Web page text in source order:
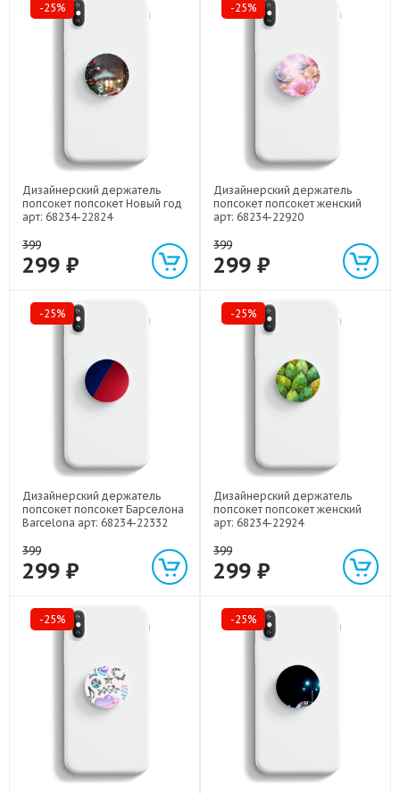
-25%
Дизайнерский держатель
попсокет попсокет Новый год
арт: 68234-22824
399
299 ₽
-25%
Дизайнерский держатель
попсокет попсокет женский
арт: 68234-22920
399
299 ₽
-25%
Дизайнерский держатель
попсокет попсокет Барселона
Barcelona арт: 68234-22332
399
299 ₽
-25%
Дизайнерский держатель
попсокет попсокет женский
арт: 68234-22924
399
299 ₽
-25% -25%